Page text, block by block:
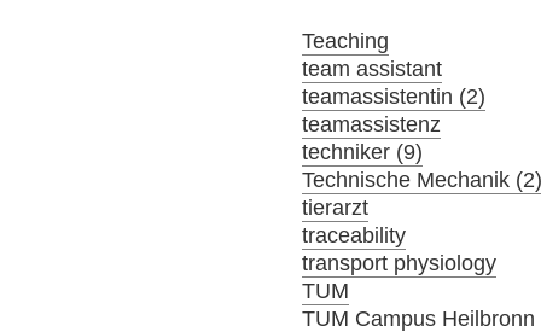
Teaching
team assistant
teamassistentin (2)
teamassistenz
techniker (9)
Technische Mechanik
tierarzt
traceability
transport physiology
TUM
TUM Campus Heilbronn